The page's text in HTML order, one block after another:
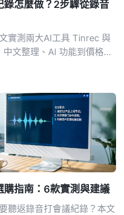
怎麼做？2步驟從錄音
實測兩大AI工具 Tinrec 與
文整理、AI 功能到價格方
指南：6款實測與建議
聽返錄音打會議紀錄？本文